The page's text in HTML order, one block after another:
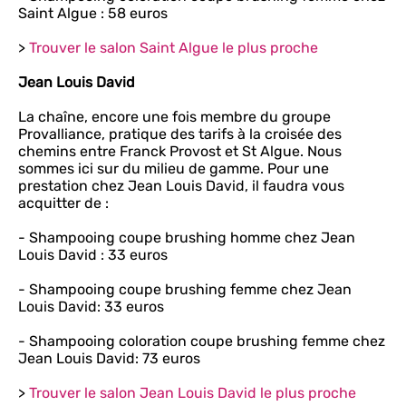
Saint Algue : 58 euros
> Trouver le salon Saint Algue le plus proche
Jean Louis David
La chaîne, encore une fois membre du groupe
Provalliance, pratique des tarifs à la croisée des
chemins entre Franck Provost et St Algue. Nous
sommes ici sur du milieu de gamme. Pour une
prestation chez Jean Louis David, il faudra vous
acquitter de :
- Shampooing coupe brushing homme chez Jean
Louis David : 33 euros
- Shampooing coupe brushing femme chez Jean
Louis David: 33 euros
- Shampooing coloration coupe brushing femme chez
Jean Louis David: 73 euros
> Trouver le salon Jean Louis David le plus proche